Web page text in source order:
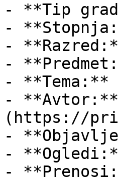
- **Tip
-
-
-
-
-
(https://
-
-
-